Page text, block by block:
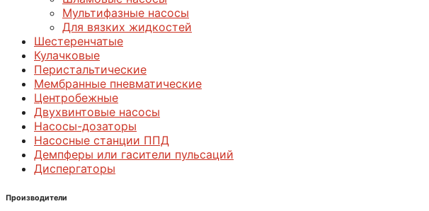
Мультифазные насосы
Для вязких жидкостей
Шестеренчатые
Кулачковые
Перистальтические
Мембранные пневматические
Центробежные
Двухвинтовые насосы
Насосы-дозаторы
Насосные станции ППД
Демпферы или гасители пульсаций
Диспергаторы
Производители